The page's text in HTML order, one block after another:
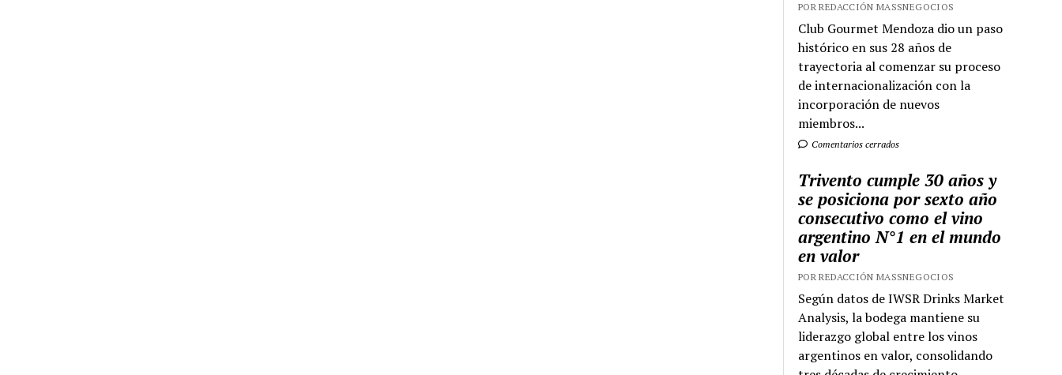
POR REDACCIÓN MASSNEGOCIOS
Club Gourmet Mendoza dio un paso
histórico en sus 28 años de
trayectoria al comenzar su proceso
de internacionalización con la
incorporación de nuevos
miembros...
Comentarios cerrados
Trivento cumple 30 años y
se posiciona por sexto año
consecutivo como el vino
argentino N°1 en el mundo
en valor
POR REDACCIÓN MASSNEGOCIOS
Según datos de IWSR Drinks Market
Analysis, la bodega mantiene su
liderazgo global entre los vinos
argentinos en valor, consolidando